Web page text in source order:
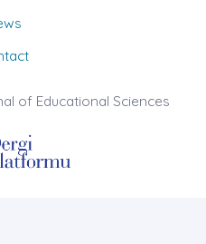
of Educational Sciences